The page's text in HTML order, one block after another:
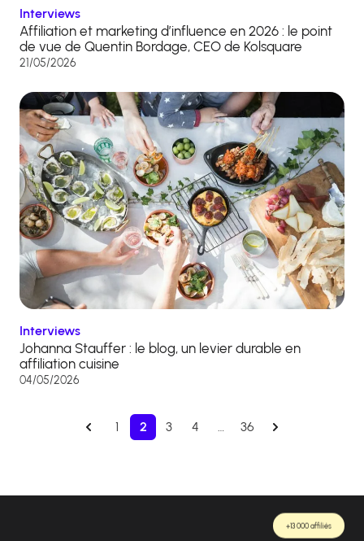
Interviews
Affiliation et marketing d’influence en 2026 : le point
de vue de Quentin Bordage, CEO de Kolsquare
21/05/2026
Interviews
Johanna Stauffer : le blog, un levier durable en
affiliation cuisine
04/05/2026
1 2 3 4 … 36
+13 000 affiliés